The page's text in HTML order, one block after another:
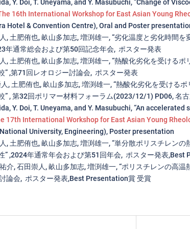
Y. Doi, T. Uneyama, and Y. Masubuchi, “Change of
16th International Workshop for East Asian Young
Hotel & Convention Centre), Oral and Poster
, 土肥侑也, 畝山多加志, 増渕雄一, “劣化温度と劣化時間
年通常総会および第50回記念年会, ポスター発表
, 土肥侑也, 畝山多加志, 増渕雄一, “熱酸化劣化を受ける
” ,第71回レオロジー討論会, ポスター発表
, 土肥侑也, 畝山多加志, 増渕雄一, “熱酸化劣化を受ける
” , 第32回ポリマー材料フォーラム(2023/12/1) PD06, 名
Y. Doi, T. Uneyama, and Y. Masubuchi, “An
17th International Workshop for East Asian Young
University, Engineering), Poster presentation
, 土肥侑也, 畝山多加志, 増渕雄一, “単分散ポリスチレン
” ,2024年通常年会および第51回年会, ポスター発表,Best
介, 石田崇人, 畝山多加志, 増渕雄一, “ポリスチレンの高
論会, ポスター発表,Best Presentation賞 受賞